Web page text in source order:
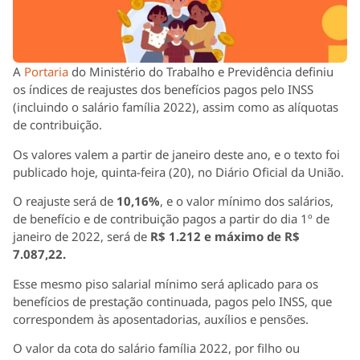
A Portaria do Ministério do Trabalho e Previdência definiu
os índices de reajustes dos benefícios pagos pelo INSS
(incluindo o salário família 2022), assim como as alíquotas
de contribuição.
Os valores valem a partir de janeiro deste ano, e o texto foi
publicado hoje, quinta-feira (20), no Diário Oficial da União.
O reajuste será de 10,16%, e o valor mínimo dos salários,
de benefício e de contribuição pagos a partir do dia 1º de
janeiro de 2022, será de R$ 1.212 e máximo de R$
7.087,22.
Esse mesmo piso salarial mínimo será aplicado para os
benefícios de prestação continuada, pagos pelo INSS, que
correspondem às aposentadorias, auxílios e pensões.
O valor da cota do salário família 2022, por filho ou